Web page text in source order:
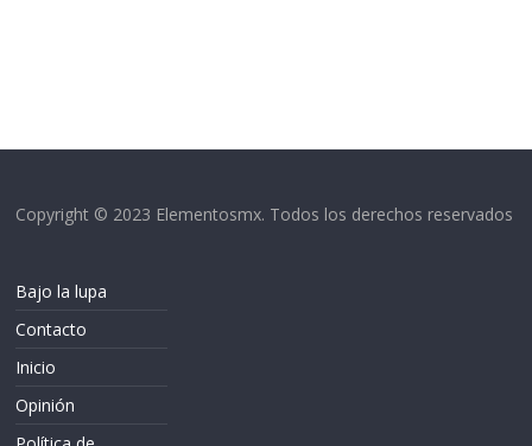
Copyright © 2023 Elementosmx. Todos los derechos reservados
Bajo la lupa
Contacto
Inicio
Opinión